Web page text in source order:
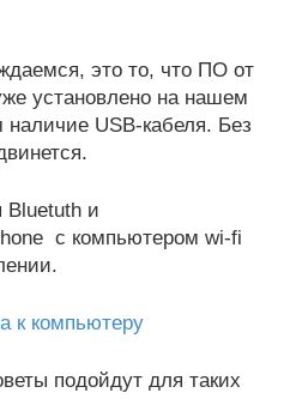
это то, что ПО от
установлено на нашем
USB-кабеля. Без
Bluetuth и
с компьютером wi-fi
подойдут для таких